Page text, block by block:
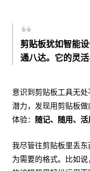
剪贴板犹如智能
通八达。它的灵
意识到剪贴板工具无
潜力，发现用剪贴板
体验：
随记、随用、活
我尽管往剪贴板里丢
为需要的格式。比如